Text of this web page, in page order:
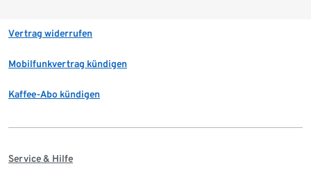
Vertrag widerrufen
Mobilfunkvertrag kündigen
Kaffee-Abo kündigen
Service & Hilfe